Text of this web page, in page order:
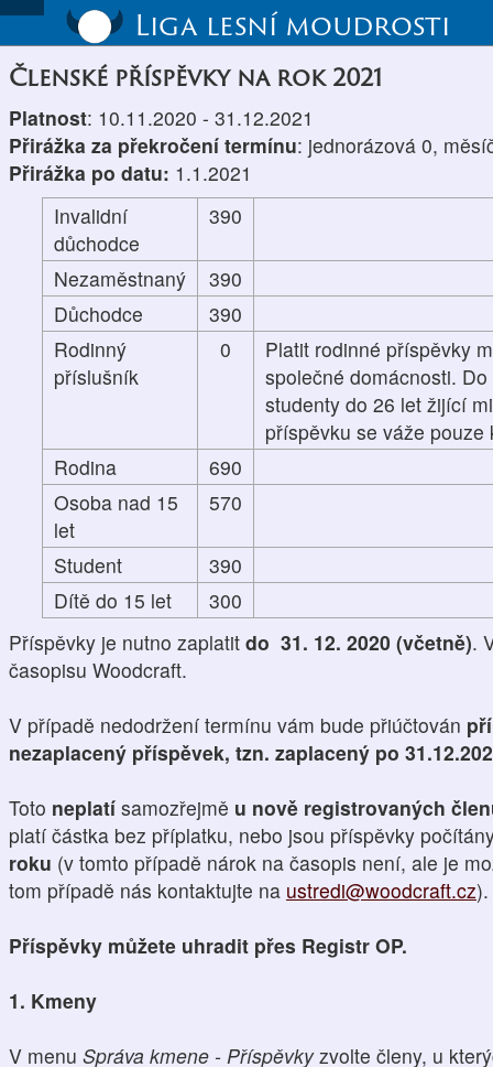
Liga lesní moudrosti
Členské příspěvky na rok 2021
Platnost: 10.11.2020 - 31.12.2021
Přirážka za překročení termínu: jednorázová 0,
Přirážka po datu: 1.1.2021
Invalidní
důchodce
390
Nezaměstnaný
390
Důchodce
390
Rodinný
příslušník
0
Platit rodinné příspěvky
společné domácnosti.
studenty do 26 let žijící
příspěvku se váže
Rodina
690
Osoba nad 15
let
570
Student
390
Dítě do 15 let
300
Příspěvky je nutno zaplatit do 31. 12. 2020 (včetně).
časopisu Woodcraft.
V případě nedodržení termínu vám bude přiúčtován
nezaplacený příspěvek, tzn. zaplacený po
Toto neplatí samozřejmě u nově registrovaných
platí částka bez příplatku, nebo jsou příspěvky
roku (v tomto případě nárok na časopis není, ale je
tom případě nás kontaktujte na ustredi@woodcraft.cz).
Příspěvky můžete uhradit přes Registr OP.
1. Kmeny
V menu Správa kmene - Příspěvkyzvolte členy, u